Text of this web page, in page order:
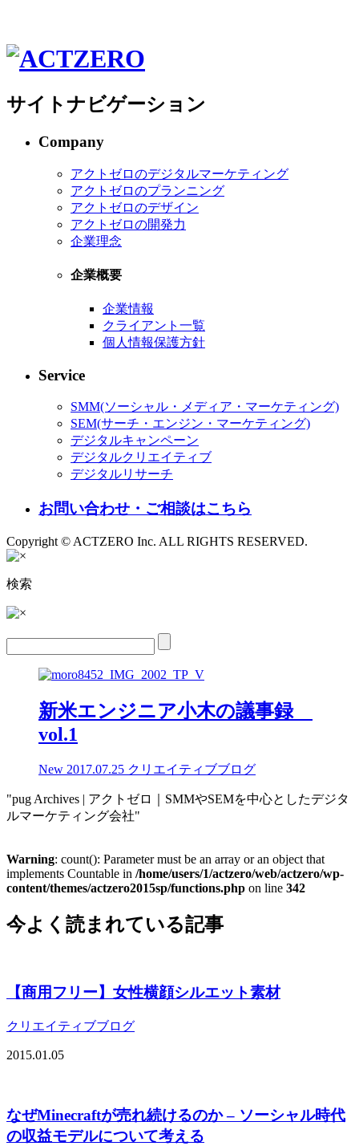
サイトナビゲーション
Company
アクトゼロのデジタルマーケティング
アクトゼロのプランニング
アクトゼロのデザイン
アクトゼロの開発力
企業理念
企業概要
企業情報
クライアント一覧
個人情報保護方針
Service
SMM(ソーシャル・メディア・マーケティング)
SEM(サーチ・エンジン・マーケティング)
デジタルキャンペーン
デジタルクリエイティブ
デジタルリサーチ
お問い合わせ・ご相談はこちら
Copyright © ACTZERO Inc. ALL RIGHTS RESERVED.
検索
新米エンジニア小木の議事録
vol.1
New 2017.07.25 クリエイティブブログ
"pug Archives | アクトゼロ｜SMMやSEMを中心としたデジタ
ルマーケティング会社"
Warning: count(): Parameter must be an array or an object that
implements Countable in /home/users/1/actzero/web/actzero/wp-
content/themes/actzero2015sp/functions.php on line 342
今よく読まれている記事
【商用フリー】女性横顔シルエット素材
クリエイティブブログ
2015.01.05
なぜMinecraftが売れ続けるのか – ソーシャル時代
の収益モデルについて考える